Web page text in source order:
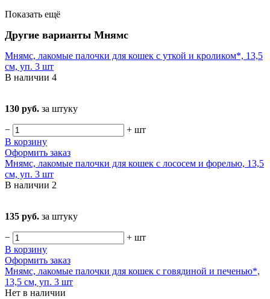
Показать ещё
Другие варианты Мнямс
Мнямс, лакомые палочки для кошек с уткой и кроликом*, 13,5
см, уп. 3 шт
В наличии 4
130 руб. за штуку
− + шт
В корзину
Оформить заказ
Мнямс, лакомые палочки для кошек с лососем и форелью, 13,5
см, уп. 3 шт
В наличии 2
135 руб. за штуку
− + шт
В корзину
Оформить заказ
Мнямс, лакомые палочки для кошек с говядиной и печенью*,
13,5 см, уп. 3 шт
Нет в наличии